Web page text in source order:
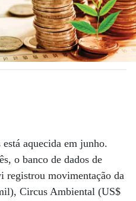
aquecida em junho.
o banco de dados de
registrou movimentação da
Circus Ambiental (US$